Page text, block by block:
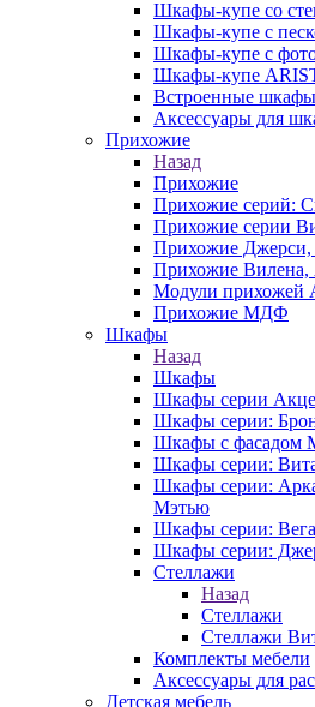
Шкафы-купе со
Шкафы-купе с
Шкафы-купе с
Шкафы-купе
Встроенные
Аксессуары для
Прихожие
Назад
Прихожие
Прихожие серий:
Прихожие серии
Прихожие
Прихожие Вилена,
Модули прихожей
Прихожие МДФ
Шкафы
Назад
Шкафы
Шкафы серии
Шкафы серии:
Шкафы с
Шкафы серии:
Шкафы серии:
Мэтью
Шкафы серии:
Шкафы серии:
Стеллажи
Назад
Стеллажи
Стеллажи
Комплекты мебели
Аксессуары для
Детская мебель